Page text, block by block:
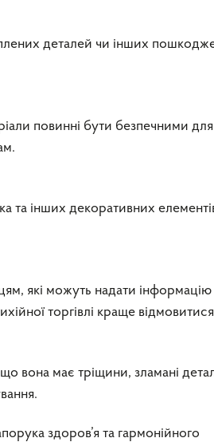
деталей чи інших
повинні бути безпечними для
та інших декоративних
які можуть надати
торгівлі краще
вона має тріщини, зламані
здоров’я та гармонійного